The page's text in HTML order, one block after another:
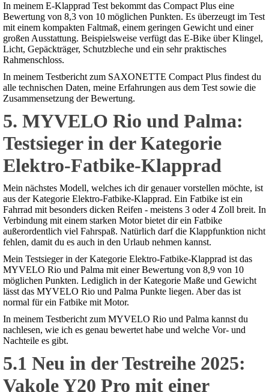
In meinem E-Klapprad Test bekommt das Compact Plus eine
Bewertung von 8,3 von 10 möglichen Punkten. Es überzeugt im Test
mit einem kompakten Faltmaß, einem geringen Gewicht und einer
großen Ausstattung. Beispielsweise verfügt das E-Bike über Klingel,
Licht, Gepäckträger, Schutzbleche und ein sehr praktisches
Rahmenschloss.
In meinem Testbericht zum SAXONETTE Compact Plus findest du
alle technischen Daten, meine Erfahrungen aus dem Test sowie die
Zusammensetzung der Bewertung.
5. MYVELO Rio und Palma:
Testsieger in der Kategorie
Elektro-Fatbike-Klapprad
Mein nächstes Modell, welches ich dir genauer vorstellen möchte, ist
aus der Kategorie Elektro-Fatbike-Klapprad. Ein Fatbike ist ein
Fahrrad mit besonders dicken Reifen - meistens 3 oder 4 Zoll breit. In
Verbindung mit einem starken Motor bietet dir ein Fatbike
außerordentlich viel Fahrspaß. Natürlich darf die Klappfunktion nicht
fehlen, damit du es auch in den Urlaub nehmen kannst.
Mein Testsieger in der Kategorie Elektro-Fatbike-Klapprad ist das
MYVELO Rio und Palma mit einer Bewertung von 8,9 von 10
möglichen Punkten. Lediglich in der Kategorie Maße und Gewicht
lässt das MYVELO Rio und Palma Punkte liegen. Aber das ist
normal für ein Fatbike mit Motor.
In meinem Testbericht zum MYVELO Rio und Palma kannst du
nachlesen, wie ich es genau bewertet habe und welche Vor- und
Nachteile es gibt.
5.1 Neu in der Testreihe 2025:
Vakole Y20 Pro mit einer